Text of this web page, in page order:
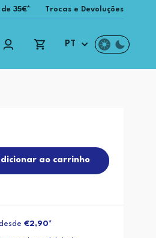
35€* Trocas e Devoluções
PT
ao carrinho
€2,90*